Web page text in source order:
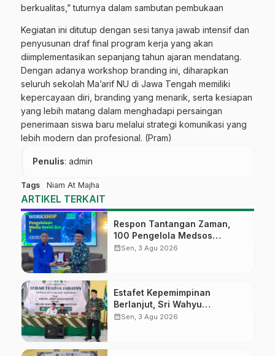
berkualitas,” tuturnya dalam sambutan pembukaan
Kegiatan ini ditutup dengan sesi tanya jawab intensif dan
penyusunan draf final program kerja yang akan
diimplementasikan sepanjang tahun ajaran mendatang.
Dengan adanya workshop branding ini, diharapkan
seluruh sekolah Ma’arif NU di Jawa Tengah memiliki
kepercayaan diri, branding yang menarik, serta kesiapan
yang lebih matang dalam menghadapi persaingan
penerimaan siswa baru melalui strategi komunikasi yang
lebih modern dan profesional. (Pram)
Penulis: admin
Tags Niam At Majha
ARTIKEL TERKAIT
Respon Tantangan Zaman,
100 Pengelola Medsos
Sekolah Ma’arif Pekalongan
calendar_monthSen, 3 Agu 2026
Estafet Kepemimpinan
Berlanjut, Sri Wahyu
Susilowati Resmi Pimpin MTs
calendar_monthSen, 3 Agu 2026